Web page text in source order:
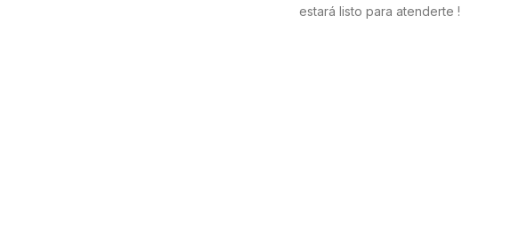
estará listo para atenderte !